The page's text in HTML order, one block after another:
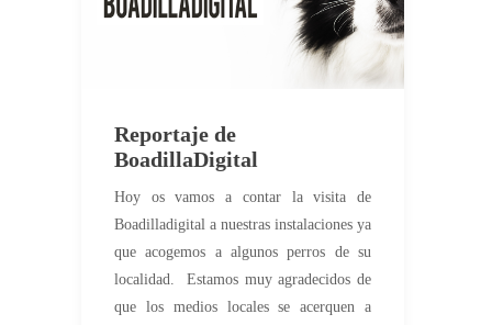
Reportaje de
BoadillaDigital
Hoy os vamos a contar la visita de
Boadilladigital a nuestras instalaciones ya
que acogemos a algunos perros de su
localidad. Estamos muy agradecidos de
que los medios locales se acerquen a